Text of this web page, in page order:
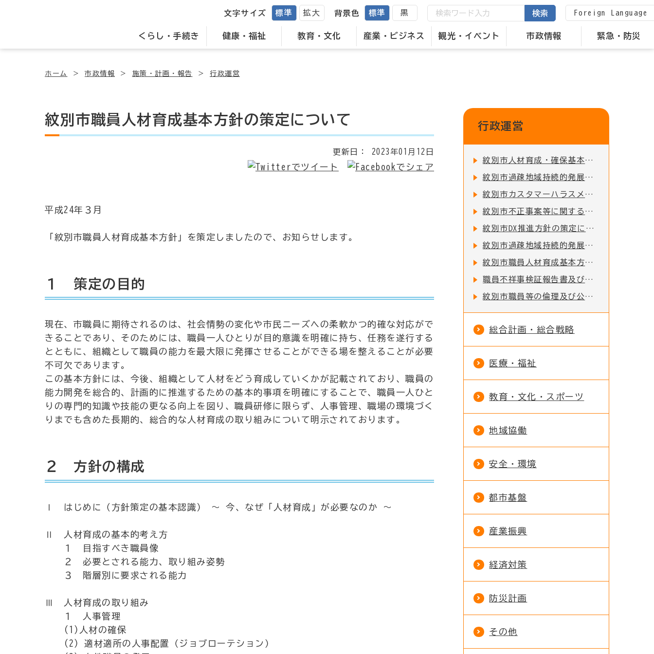
くらし・手続き 健康・福祉 教育・文化 産業・ビジネス 観光・イベント 市政情報 緊急・防災
文字サイズ 標準 拡大 背景色 標準 黒 検索 Foreign Language
ホーム 市政情報 施策・計画・報告 行政運営
紋別市職員人材育成基本方針の策定について
更新日： 2023年01月12日
平成24年３月
「紋別市職員人材育成基本方針」を策定しましたので、お知らせします。
１ 策定の目的
現在、市職員に期待されるのは、社会情勢の変化や市民ニーズへの柔軟かつ的確な対応がで
きることであり、そのためには、職員一人ひとりが目的意識を明確に持ち、任務を遂行する
とともに、組織として職員の能力を最大限に発揮させることができる場を整えることが必要
不可欠であります。
この基本方針には、今後、組織として人材をどう育成していくかが記載されており、職員の
能力開発を総合的、計画的に推進するための基本的事項を明確にすることで、職員一人ひと
りの専門的知識や技能の更なる向上を図り、職員研修に限らず、人事管理、職場の環境づく
りまでも含めた長期的、総合的な人材育成の取り組みについて明示されております。
２ 方針の構成
Ⅰ はじめに（方針策定の基本認識） ～ 今、なぜ「人材育成」が必要なのか ～
Ⅱ 人材育成の基本的考え方
１ 目指すべき職員像
２ 必要とされる能力、取り組み姿勢
３ 階層別に要求される能力
Ⅲ 人材育成の取り組み
１ 人事管理
(1)人材の確保
(2) 適材適所の人事配置（ジョブローテション）
行政運営
紋別市人材育成・確保基本方針の策定について
紋別市過疎地域持続的発展市町村計画（令和8年度～令和12年度）の策定について
紋別市カスタマーハラスメント対策基本指針の策定について
紋別市不正事案等に関する報告について
紋別市DX推進方針の策定について
紋別市過疎地域持続的発展市町村計画の策定について
紋別市職員人材育成基本方針の策定について
職員不祥事検証報告書及び再発防止計画
紋別市職員等の倫理及び公正な職務の執行の確保について
総合計画・総合戦略
医療・福祉
教育・文化・スポーツ
地域協働
安全・環境
都市基盤
産業振興
経済対策
防災計画
その他